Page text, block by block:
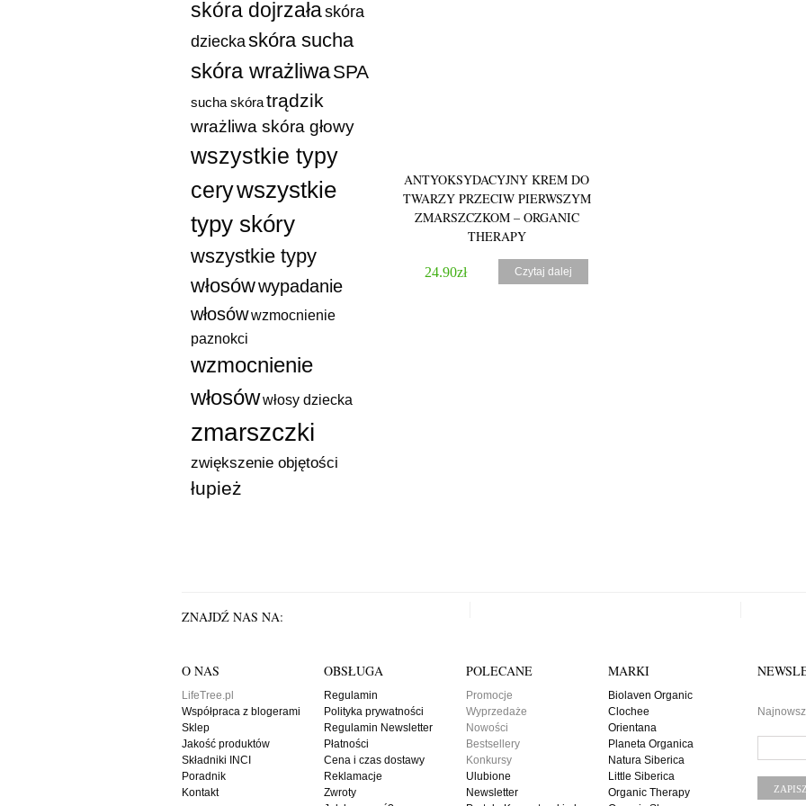
ANTYOKSYDACYJNY KREM DO
TWARZY PRZECIW PIERWSZYM
ZMARSZCZKOM – ORGANIC
THERAPY
24.90zł Czytaj dalej
skóra dojrzałaskóra
dzieckaskóra sucha
skóra wrażliwaSPA
sucha skóratrądzik
wrażliwa skóra głowy
wszystkie typy
cerywszystkie
typy skóry
wszystkie typy
włosówwypadanie
włosówwzmocnienie
paznokci
wzmocnienie
włosówwłosy dziecka
zmarszczki
zwiększenie objętości
łupież
ZNAJDŹ NAS NA:
O NAS
LifeTree.pl
Współpraca z blogerami
Sklep
Jakość produktów
Składniki INCI
Poradnik
Kontakt
OBSŁUGA
Regulamin
Polityka prywatności
Regulamin Newsletter
Płatności
Cena i czas dostawy
Reklamacje
Zwroty
POLECANE
Promocje
Wyprzedaże
Nowości
Bestsellery
Konkursy
Ulubione
Newsletter
MARKI
Biolaven Organic
Clochee
Orientana
Planeta Organica
Natura Siberica
Little Siberica
Organic Therapy